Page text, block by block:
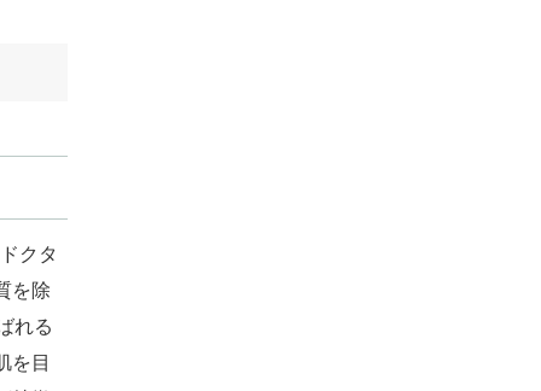
クタ
を除
れる
を目